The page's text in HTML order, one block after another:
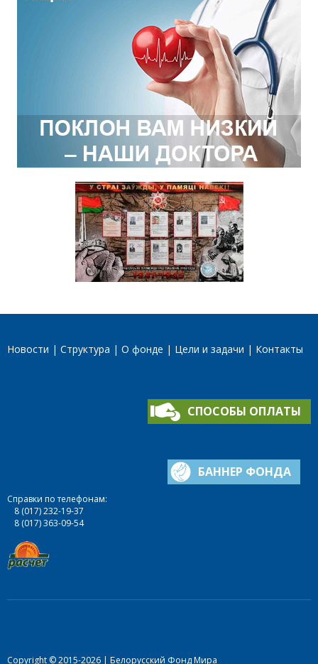
Новости Структура О фонде Цели и задачи Контакты
СПОСОБЫ ОПЛАТЫ
БАННЕР ФОНДА
Справки по телефонам:
8 (017) 232-19-37
8 (017) 363-09-54
Copyright © 2015-2026 | Белорусский Фонд Мира